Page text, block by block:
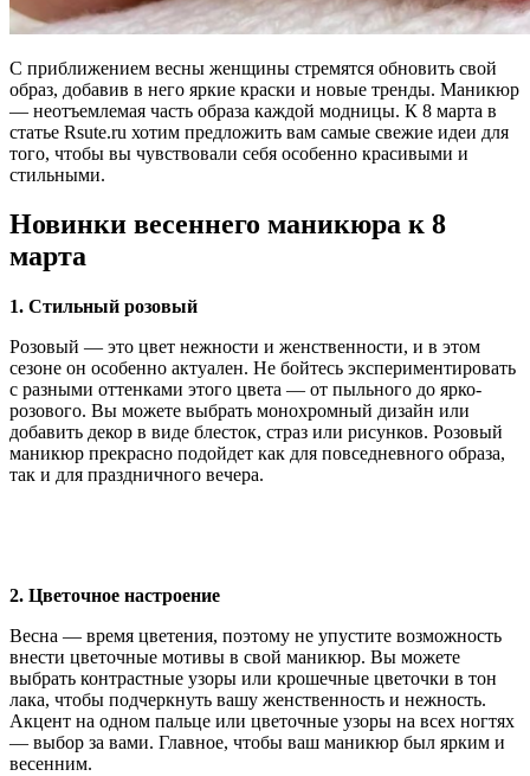
С приближением весны женщины стремятся обновить свой
образ, добавив в него яркие краски и новые тренды. Маникюр
— неотъемлемая часть образа каждой модницы. К 8 марта в
статье Rsute.ru хотим предложить вам самые свежие идеи для
того, чтобы вы чувствовали себя особенно красивыми и
стильными.
Новинки весеннего маникюра к 8
марта
1. Стильный розовый
Розовый — это цвет нежности и женственности, и в этом
сезоне он особенно актуален. Не бойтесь экспериментировать
с разными оттенками этого цвета — от пыльного до ярко-
розового. Вы можете выбрать монохромный дизайн или
добавить декор в виде блесток, страз или рисунков. Розовый
маникюр прекрасно подойдет как для повседневного образа,
так и для праздничного вечера.
2. Цветочное настроение
Весна — время цветения, поэтому не упустите возможность
внести цветочные мотивы в свой маникюр. Вы можете
выбрать контрастные узоры или крошечные цветочки в тон
лака, чтобы подчеркнуть вашу женственность и нежность.
Акцент на одном пальце или цветочные узоры на всех ногтях
— выбор за вами. Главное, чтобы ваш маникюр был ярким и
весенним.